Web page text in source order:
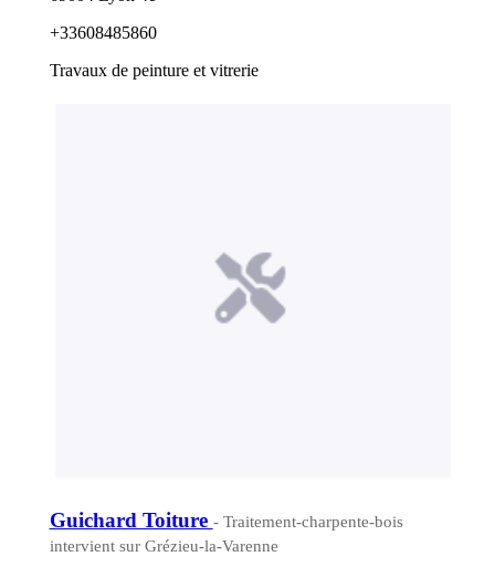
+33608485860
Travaux de peinture et vitrerie
Guichard Toiture - Traitement-charpente-bois
intervient sur Grézieu-la-Varenne